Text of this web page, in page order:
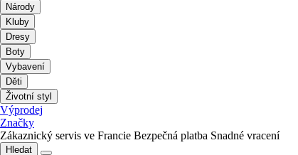
Národy
Kluby
Dresy
Boty
Vybavení
Děti
Životní styl
Výprodej
Značky
Zákaznický servis ve Francie Bezpečná platba Snadné vracení
Hledat